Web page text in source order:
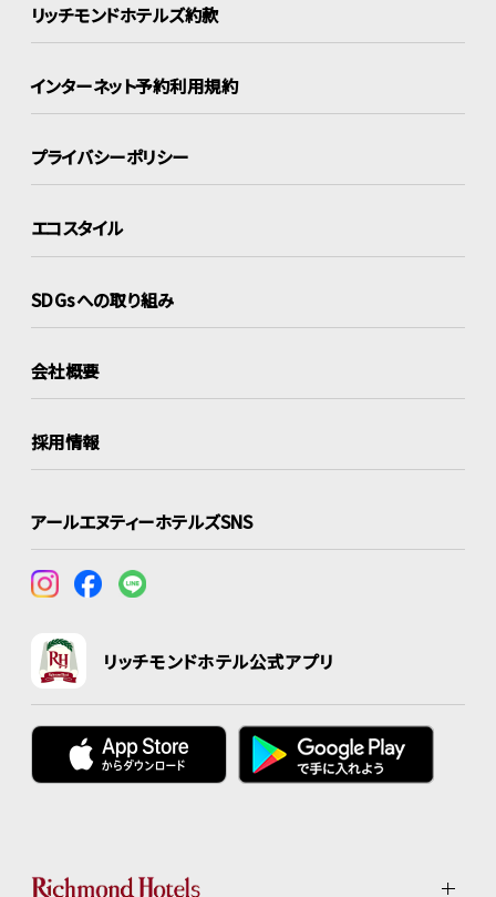
リッチモンドホテルズ約款
インターネット予約利用規約
プライバシーポリシー
エコスタイル
SDGsへの取り組み
会社概要
採用情報
アールエヌティーホテルズSNS
リッチモンドホテル公式アプリ